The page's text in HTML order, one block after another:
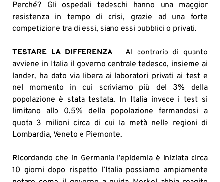
Perché? Gli ospedali tedeschi hanno una maggior
resistenza in tempo di crisi, grazie ad una forte
competizione tra di essi, siano essi pubblici o privati.
TESTARE LA DIFFERENZAAl contrario di quanto
avviene in Italia il governo centrale tedesco, insieme ai
lander, ha dato via libera ai laboratori privati ai test e
nel momento in cui scriviamo più del 3% della
popolazione è stata testata. In Italia invece i test si
limitano allo 0.5% della popolazione fermandosi a
quota 3 milioni circa di cui la metà nelle regioni di
Lombardia, Veneto e Piemonte.
Ricordando che in Germania l’epidemia è iniziata circa
10 giorni dopo rispetto l’Italia possiamo ampiamente